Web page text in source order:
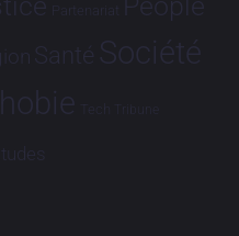
Partenariat
Santé Société
Tech Tribune